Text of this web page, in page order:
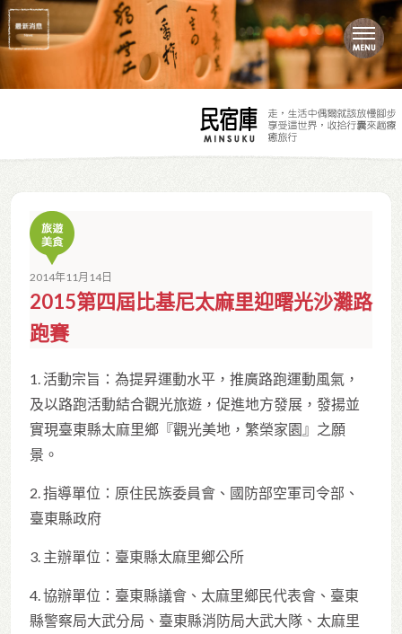
2014年11月14日
2015第四屆比基尼太麻里迎曙光沙灘路
跑賽
1. 活動宗旨：為提昇運動水平，推廣路跑運動風氣，
及以路跑活動結合觀光旅遊，促進地方發展，發揚並
實現臺東縣太麻里鄉『觀光美地，繁榮家園』之願
景。
2. 指導單位：原住民族委員會、國防部空軍司令部、
臺東縣政府
3. 主辦單位：臺東縣太麻里鄉公所
4. 協辦單位：臺東縣議會、太麻里鄉民代表會、臺東
縣警察局大武分局、臺東縣消防局大武大隊、太麻里